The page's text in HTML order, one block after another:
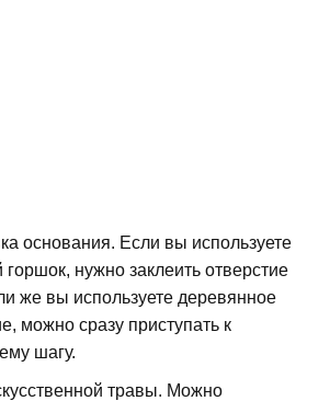
основания. Если вы используете
горшок, нужно заклеить отверстие
же вы используете деревянное
можно сразу приступать к
шагу.
травы. Можно